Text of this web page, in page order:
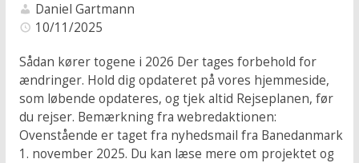
Daniel Gartmann
10/11/2025
Sådan kører togene i 2026 Der tages forbehold for
ændringer. Hold dig opdateret på vores hjemmeside,
som løbende opdateres, og tjek altid Rejseplanen, før
du rejser. Bemærkning fra webredaktionen:
Ovenstående er taget fra nyhedsmail fra Banedanmark
1. november 2025. Du kan læse mere om projektet og